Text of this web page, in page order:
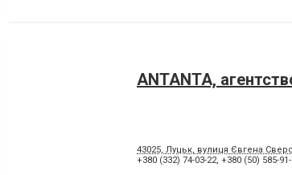
ANTANTA,
43025, Луцьк, вулиця Євгена
+380 (332) 74-03-22, +380 (50) 585-